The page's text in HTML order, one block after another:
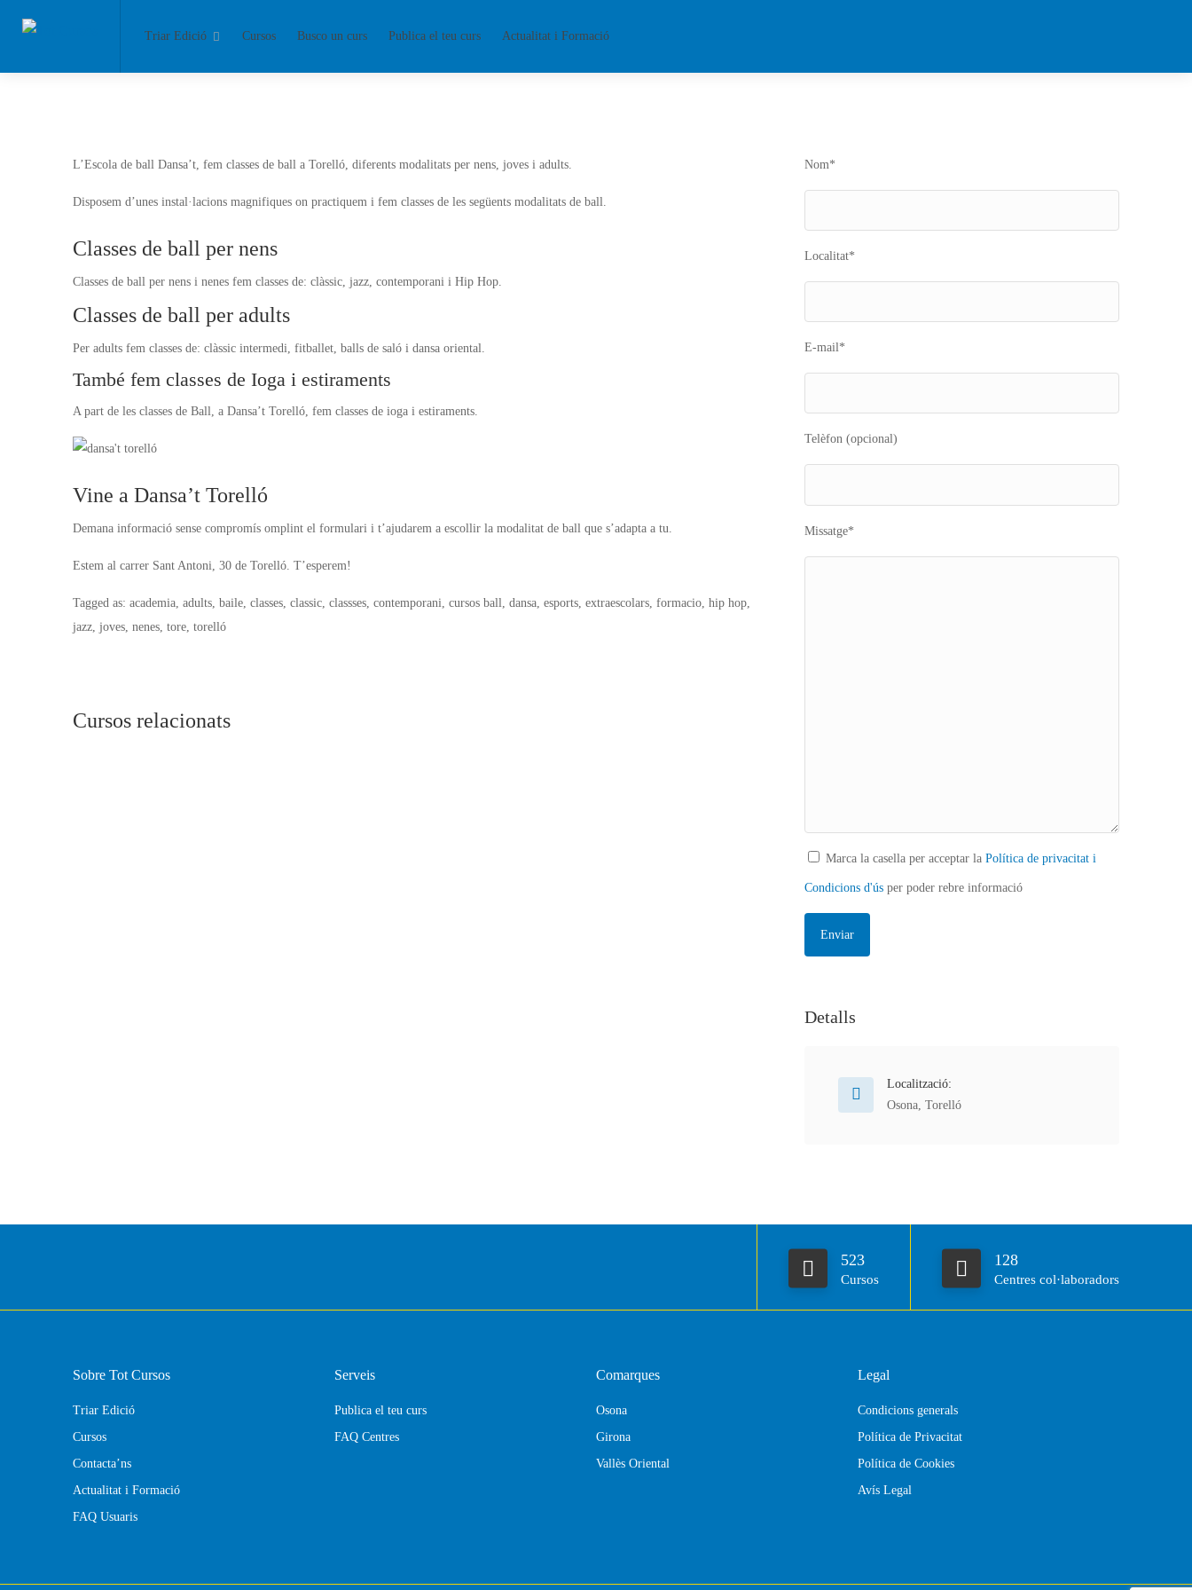
Triar Edició Cursos Busco un curs Publica el teu curs Actualitat i Formació
L’Escola de ball Dansa’t, fem classes de ball a Torelló, diferents modalitats per nens, joves i adults.
Disposem d’unes instal·lacions magnifiques on practiquem i fem classes de les següents modalitats de ball.
Classes de ball per nens
Classes de ball per nens i nenes fem classes de: clàssic, jazz, contemporani i Hip Hop.
Classes de ball per adults
Per adults fem classes de: clàssic intermedi, fitballet, balls de saló i dansa oriental.
També fem classes de Ioga i estiraments
A part de les classes de Ball, a Dansa’t Torelló, fem classes de ioga i estiraments.
Vine a Dansa’t Torelló
Demana informació sense compromís omplint el formulari i t’ajudarem a escollir la modalitat de ball que s’adapta a tu.
Estem al carrer Sant Antoni, 30 de Torelló. T’esperem!
Tagged as: academia, adults, baile, classes, classic, classses, contemporani, cursos ball, dansa, esports, extraescolars, formacio, hip hop,
jazz, joves, nenes, tore, torelló
Cursos relacionats
Nom*
Localitat*
E-mail*
Telèfon (opcional)
Missatge*
Marca la casella per acceptar la Política de privacitat i
Condicions d'ús per poder rebre informació
Detalls
Localització:
Osona, Torelló
523
Cursos
128
Centres col·laboradors
Sobre Tot Cursos
Triar Edició
Cursos
Contacta’ns
Actualitat i Formació
FAQ Usuaris
Serveis
Publica el teu curs
FAQ Centres
Comarques
Osona
Girona
Vallès Oriental
Legal
Condicions generals
Política de Privacitat
Política de Cookies
Avís Legal